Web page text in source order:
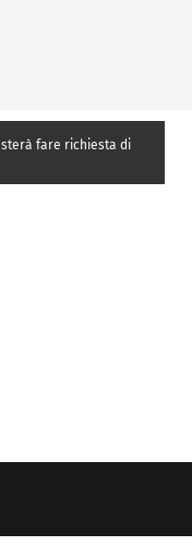
fare richiesta di